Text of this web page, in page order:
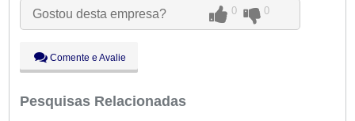
Qua:
09:00 - 18:00
Qui:
09:00 - 18:00
Sáb:
Dom:
Fechado
Gostou desta empresa? 0 0
Comente e Avalie
Pesquisas Relacionadas